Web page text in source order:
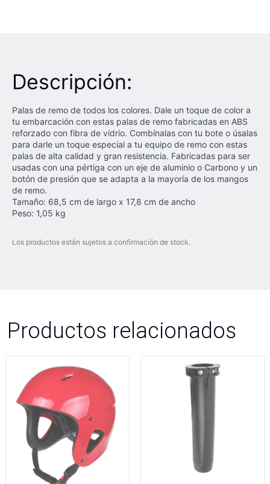
Descripción:
Palas de remo de todos los colores. Dale un toque de color a
tu embarcación con estas palas de remo fabricadas en ABS
reforzado con fibra de vidrio. Combínalas con tu bote o úsalas
para darle un toque especial a tu equipo de remo con estas
palas de alta calidad y gran resistencia. Fabricadas para ser
usadas con una pértiga con un eje de aluminio o Carbono y un
botón de presión que se adapta a la mayoría de los mangos
de remo.
Tamaño: 68,5 cm de largo x 17,8 cm de ancho
Peso: 1,05 kg
Los productos están sujetos a confirmación de stock.
Productos relacionados